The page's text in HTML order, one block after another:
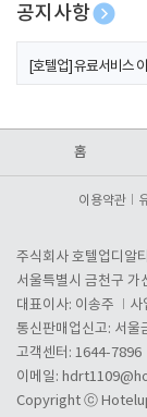
공지사항
[호텔업] 개인정보 처리
[호텔업] 유료서비스
홈
이용약관
주식회사 호텔업디알티
서울특별시 금천구
대표이사: 이송주
사
통신판매업신고: 서울
고객센터: 1644-7896
이메일:
Copyright ⓒ